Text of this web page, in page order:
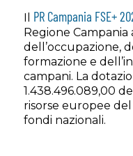
Il PR Campania FSE+
Regione Campania
dell’occupazione,
formazione e
campani. La
1.438.496.089,00
risorse europee del
fondi nazionali.